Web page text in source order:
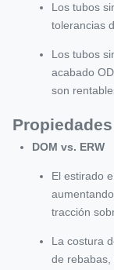
Los tubos
tolerancias
Los tubos
acabado
son
DOM vs. ERW
El estirado
tracción
La costura
de rebabas,